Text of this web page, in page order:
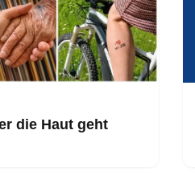
die Haut geht